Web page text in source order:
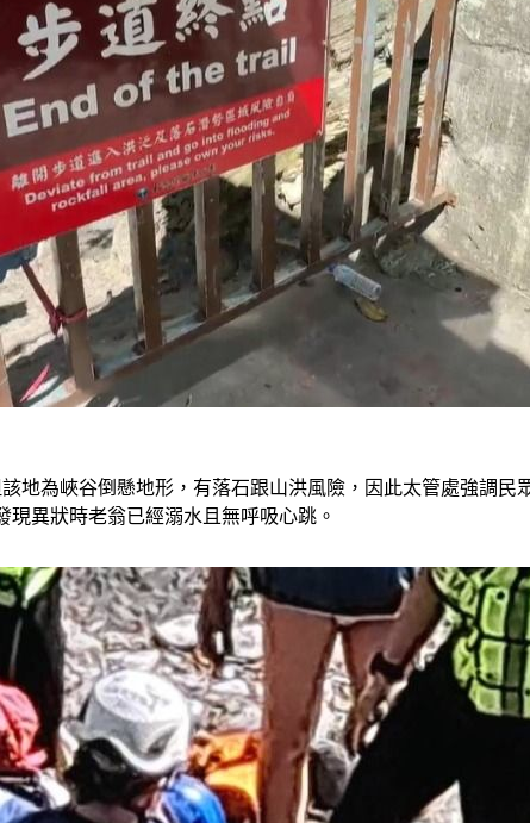
地為峽谷倒懸地形，有落石跟山洪風險，因此太管處強調
異狀時老翁已經溺水且無呼吸心跳。